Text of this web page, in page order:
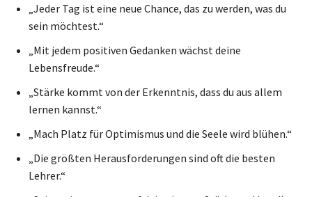
„Jeder Tag ist eine neue Chance, das zu werden, was du
sein möchtest.“
„Mit jedem positiven Gedanken wächst deine
Lebensfreude.“
„Stärke kommt von der Erkenntnis, dass du aus allem
lernen kannst.“
„Mach Platz für Optimismus und die Seele wird blühen.“
„Die größten Herausforderungen sind oft die besten
Lehrer.“